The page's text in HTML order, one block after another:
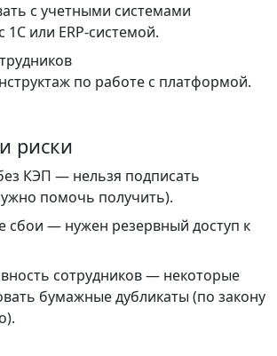
с учетными системами
или ERP-системой.
по работе с платформой.
риски
КЭП — нельзя подписать
помочь получить).
сбои — нужен резервный доступ к
сотрудников — некоторые
бумажные дубликаты (по закону